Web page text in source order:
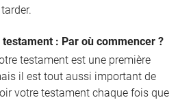
: Par où commencer ?
testament est une première
il est tout aussi important de
votre testament chaque fois que